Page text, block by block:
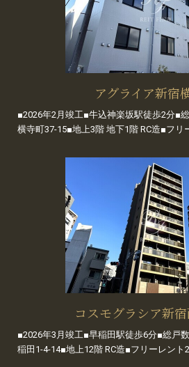
アグライア新宿
■2026年2月竣工■牛込神楽坂駅徒歩2分■
横寺町37-15■地上3階 地下1階 RC造■フリ
コスモグラシア新
■2026年3月竣工■早稲田駅徒歩6分■総戸
稲田1-4-14■地上12階 RC造■フリーレント